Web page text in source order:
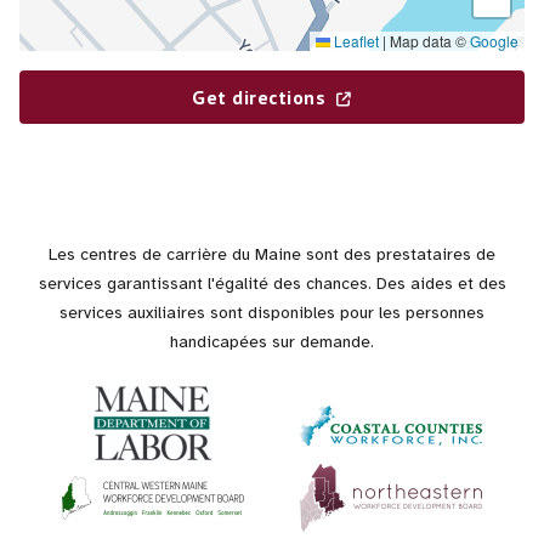
Leaflet | Map data ©Google
Get directions
Les centres de carrière du Maine sont des prestataires de
services garantissant l'égalité des chances. Des aides et des
services auxiliaires sont disponibles pour les personnes
handicapées sur demande.